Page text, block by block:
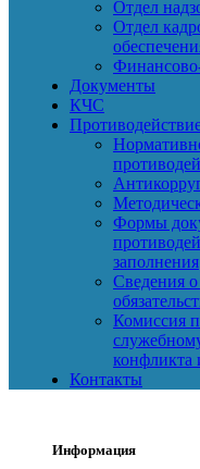
Отдел
Отдел
Документы
КЧС
Формы
заполнения
Сведения
Комиссия
конфликта
Контакты
Информация